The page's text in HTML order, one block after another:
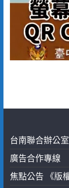
台南聯合辦公
廣告合作專線
焦點公告 《版